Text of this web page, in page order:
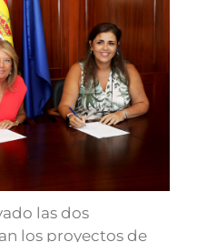
las dos
los proyectos de